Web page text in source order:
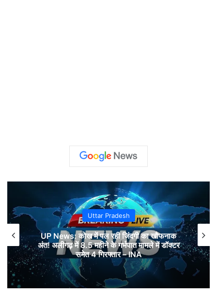
Uttar Pradesh
UP News: कोख में पल रही जिंदगी का खौफनाक
अंत! अलीगढ़ में 8.5 महीने के गर्भपात मामले में डॉक्टर
समेत 4 गिरफ्तार – INA